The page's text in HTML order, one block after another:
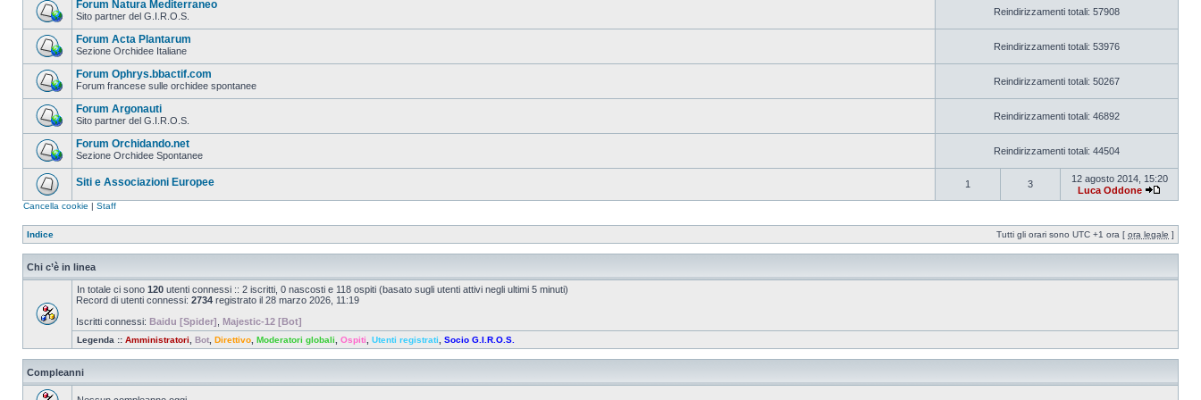
Forum Natura Mediterraneo
Sito partner del G.I.R.O.S. Reindirizzamenti totali: 57908
Forum Acta Plantarum
Sezione Orchidee Italiane Reindirizzamenti totali: 53976
Forum Ophrys.bbactif.com
Forum francese sulle orchidee spontanee Reindirizzamenti totali: 50267
Forum Argonauti
Sito partner del G.I.R.O.S. Reindirizzamenti totali: 46892
Forum Orchidando.net
Sezione Orchidee Spontanee Reindirizzamenti totali: 44504
Siti e Associazioni Europee 1 3
12 agosto 2014, 15:20
Luca Oddone
Cancella cookie | Staff
Indice Tutti gli orari sono UTC +1 ora [ ora legale ]
Chi c’è in linea
In totale ci sono 120 utenti connessi :: 2 iscritti, 0 nascosti e 118 ospiti (basato sugli utenti attivi negli ultimi 5 minuti)
Record di utenti connessi: 2734 registrato il 28 marzo 2026, 11:19
Iscritti connessi: Baidu [Spider] Majestic-12 [Bot]
Legenda :: Amministratori Bot Direttivo Moderatori globali Ospiti Utenti registrati Socio G.I.R.O.S.
Compleanni